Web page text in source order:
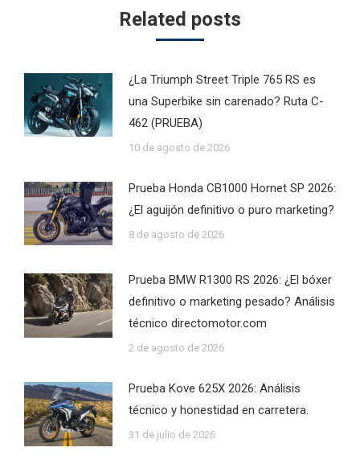
Related posts
¿La Triumph Street Triple 765 RS es
una Superbike sin carenado? Ruta C-
462 (PRUEBA)
10 de agosto de 2026
Prueba Honda CB1000 Hornet SP 2026:
¿El aguijón definitivo o puro marketing?
8 de agosto de 2026
Prueba BMW R1300 RS 2026: ¿El bóxer
definitivo o marketing pesado? Análisis
técnico directomotor.com
2 de agosto de 2026
Prueba Kove 625X 2026: Análisis
técnico y honestidad en carretera.
31 de julio de 2026